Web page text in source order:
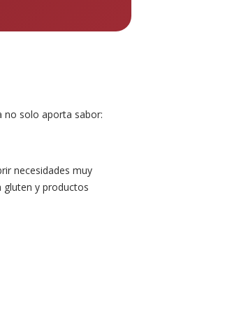
no solo aporta sabor:
necesidades muy
gluten y productos